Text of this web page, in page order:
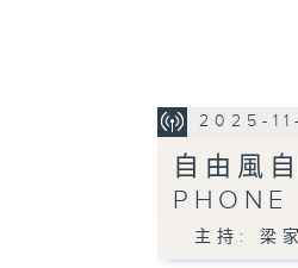
2025-
自由風
PHONE
主持: 梁家